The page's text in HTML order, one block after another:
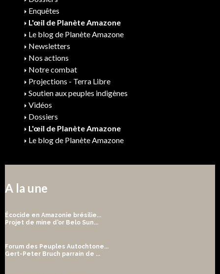
Enquêtes
L'œil de Planète Amazone
Le blog de Planète Amazone
Newsletters
Nos actions
Notre combat
Projections - Terra Libre
Soutien aux peuples indigènes
Vidéos
Dossiers
L'œil de Planète Amazone
Le blog de Planète Amazone
A la une
Écocide en Amazonie brésilie...
Projet de mine d'or Belo Sun...
Forum des Peuples Autochtone...
Gert-Peter Bruch parrain de ...